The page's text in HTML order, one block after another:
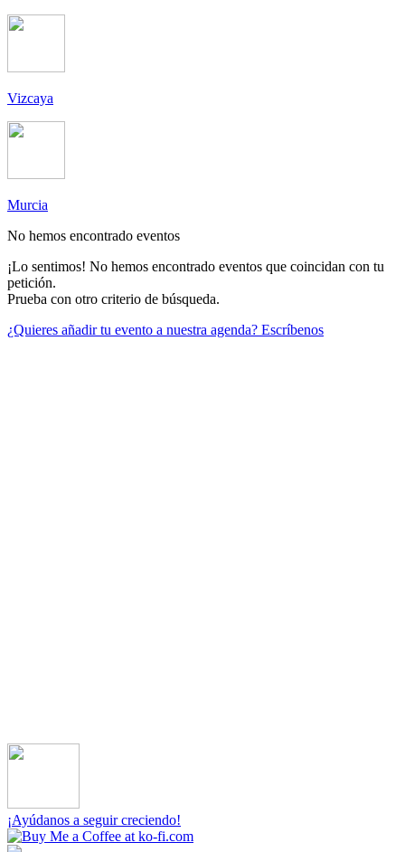
Vizcaya
Murcia
No hemos encontrado eventos
¡Lo sentimos! No hemos encontrado eventos que coincidan con tu
petición.
Prueba con otro criterio de búsqueda.
¿Quieres añadir tu evento a nuestra agenda? Escríbenos
¡Ayúdanos a seguir creciendo!